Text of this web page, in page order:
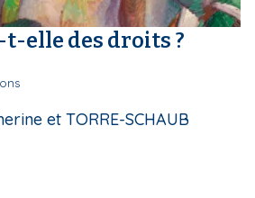
elle des droits ?
et TORRE-SCHAUB